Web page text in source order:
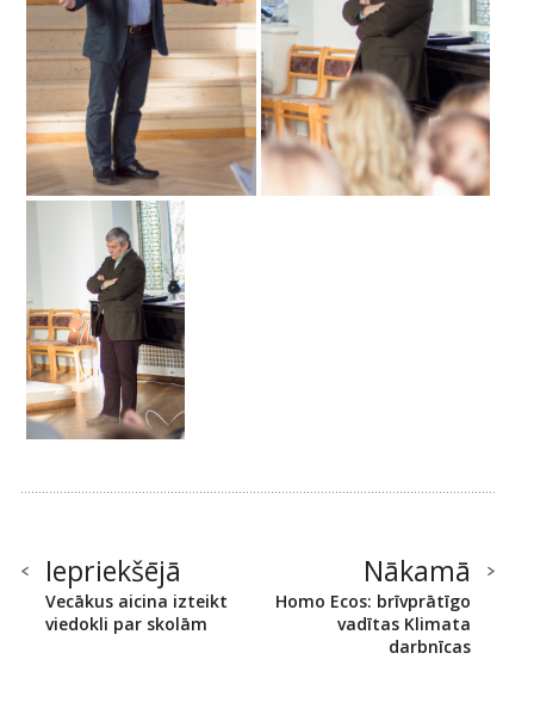
Iepriekšējā
Vecākus aicina izteikt
viedokli par skolām
Nākamā
Homo Ecos: brīvprātīgo
vadītas Klimata
darbnīcas